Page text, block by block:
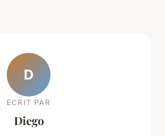
D
ECRIT PAR
Diego